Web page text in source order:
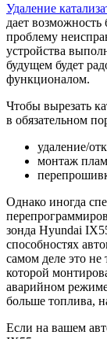
Удаление
дает
проблему
устройства
будущем будет
функционалом.
Чтобы вырезать
в обязательном
удаление/
монтаж
Однако иногда
зонда Hyundai
способностях
самом деле это
которой
аварийном
больше топлива,
Если на вашем